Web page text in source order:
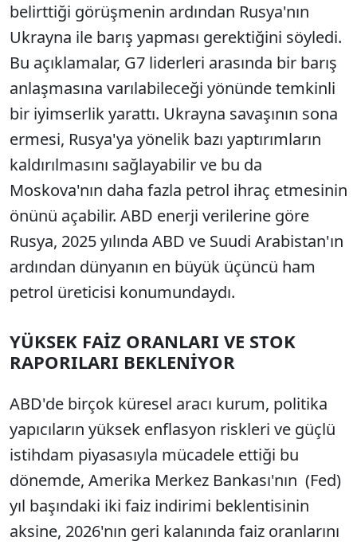
belirttiği görüşmenin ardından Rusya'nın
Ukrayna ile barış yapması gerektiğini söyledi.
Bu açıklamalar, G7 liderleri arasında bir barış
anlaşmasına varılabileceği yönünde temkinli
bir iyimserlik yarattı. Ukrayna savaşının sona
ermesi, Rusya'ya yönelik bazı yaptırımların
kaldırılmasını sağlayabilir ve bu da
Moskova'nın daha fazla petrol ihraç etmesinin
önünü açabilir. ABD enerji verilerine göre
Rusya, 2025 yılında ABD ve Suudi Arabistan'ın
ardından dünyanın en büyük üçüncü ham
petrol üreticisi konumundaydı.
YÜKSEK FAİZ ORANLARI VE STOK
RAPORILARI BEKLENİYOR
ABD'de birçok küresel aracı kurum, politika
yapıcıların yüksek enflasyon riskleri ve güçlü
istihdam piyasasıyla mücadele ettiği bu
dönemde, Amerika Merkez Bankası'nın (Fed)
yıl başındaki iki faiz indirimi beklentisinin
aksine, 2026'nın geri kalanında faiz oranlarını